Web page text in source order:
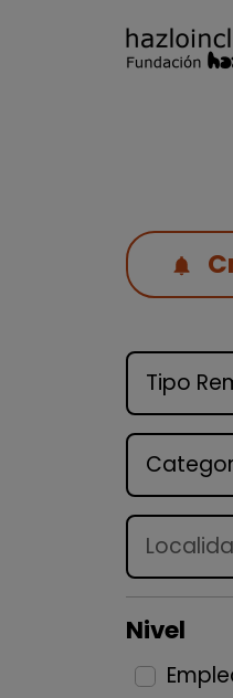
Tipo de
Categoría
Lugar
Nivel